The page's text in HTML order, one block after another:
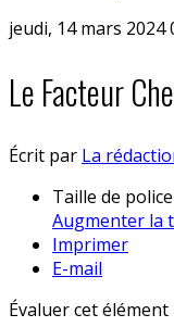
jeudi, 14 mars 2024
Le Facteur
Écrit par La
Taille de police
Augmenter la
Imprimer
E-mail
Évaluer cet élément